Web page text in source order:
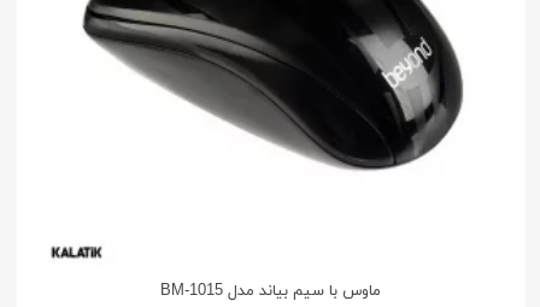
ماوس با سیم بیاند مدل BM-1015